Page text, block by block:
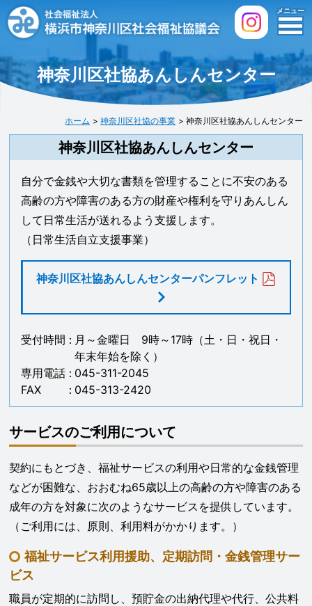
メニュー
ホーム
神奈川区社協について
神奈川区社協の事業
あなたのまちの地区社協
目的別にさがす
様式ダウンロード
アクセス
リンク集
苦情解決
お問い合わせ・ご意見・ご感想
個人情報保護
ホームページ閲覧について
ウェブアクセシビリティ方針
ウェブアクセシビリティ試験結果
神奈川区社協あんしんセンター
ホーム 神奈川区社協の事業 神奈川区社協あんしんセンター
神奈川区社協あんしんセンター
自分で金銭や大切な書類を管理することに不安のある
高齢の方や障害のある方の財産や権利を守りあんしん
して日常生活が送れるよう支援します。
（日常生活自立支援事業）
神奈川区社協あんしんセンターパンフレット
受付時間
月～金曜日 9時～17時（土・日・祝日・
年末年始を除く）
専用電話
045-311-2045
FAX
045-313-2420
サービスのご利用について
契約にもとづき、福祉サービスの利用や日常的な金銭管理
などが困難な、おおむね65歳以上の高齢の方や障害のある
成年の方を対象に次のようなサービスを提供しています。
（ご利用には、原則、利用料がかかります。）
福祉サービス利用援助、定期訪問・金銭管理サー
ビス
職員が定期的に訪問し、預貯金の出納代理や代行、公共料